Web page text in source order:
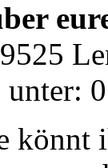
unter:
könnt